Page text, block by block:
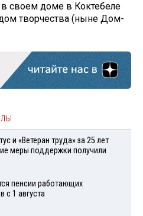
в своем доме в Коктебеле
творчества (ныне Дом-
и «Ветеран труда» за 25 лет
меры поддержки получили
пенсии работающих
с 1 августа